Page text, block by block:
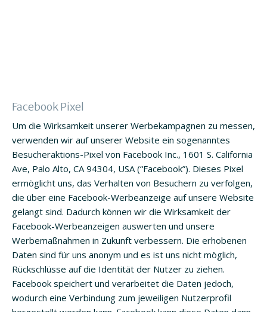
Facebook Pixel
Um die Wirksamkeit unserer Werbekampagnen zu messen,
verwenden wir auf unserer Website ein sogenanntes
Besucheraktions-Pixel von Facebook Inc., 1601 S. California
Ave, Palo Alto, CA 94304, USA (“Facebook”). Dieses Pixel
ermöglicht uns, das Verhalten von Besuchern zu verfolgen,
die über eine Facebook-Werbeanzeige auf unsere Website
gelangt sind. Dadurch können wir die Wirksamkeit der
Facebook-Werbeanzeigen auswerten und unsere
Werbemaßnahmen in Zukunft verbessern. Die erhobenen
Daten sind für uns anonym und es ist uns nicht möglich,
Rückschlüsse auf die Identität der Nutzer zu ziehen.
Facebook speichert und verarbeitet die Daten jedoch,
wodurch eine Verbindung zum jeweiligen Nutzerprofil